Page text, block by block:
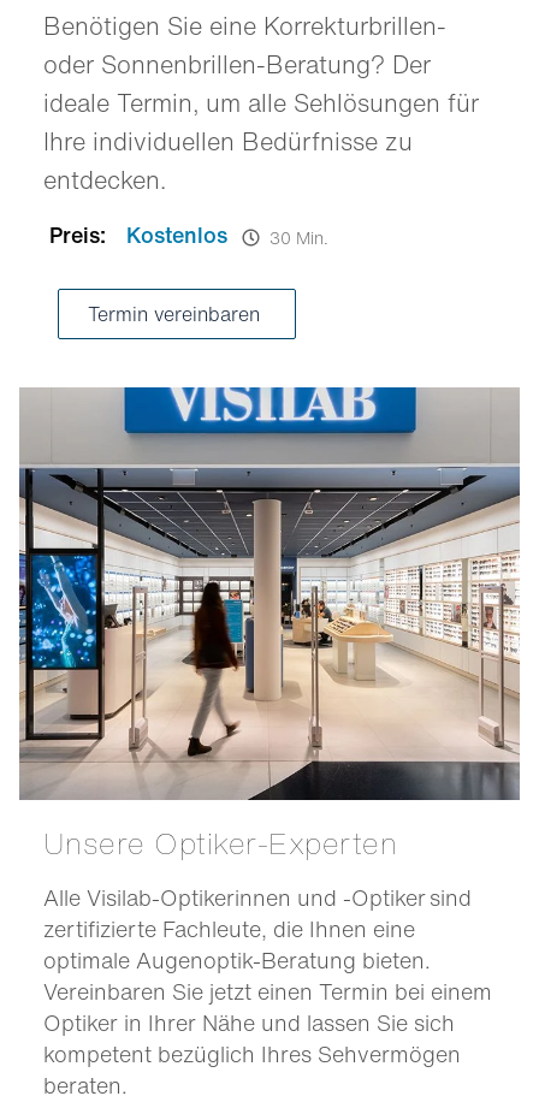
Benötigen Sie eine Korrekturbrillen-
oder Sonnenbrillen-Beratung? Der
ideale Termin, um alle Sehlösungen für
Ihre individuellen Bedürfnisse zu
entdecken.
Preis: Kostenlos 30 Min.
Termin vereinbaren
Unsere Optiker-Experten
Alle Visilab-Optikerinnen und -Optiker sind
zertifizierte Fachleute, die Ihnen eine
optimale Augenoptik-Beratung bieten.
Vereinbaren Sie jetzt einen Termin bei einem
Optiker in Ihrer Nähe und lassen Sie sich
kompetent bezüglich Ihres Sehvermögen
beraten.